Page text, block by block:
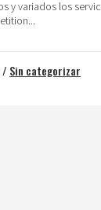
y variados los
/ Sin categorizar